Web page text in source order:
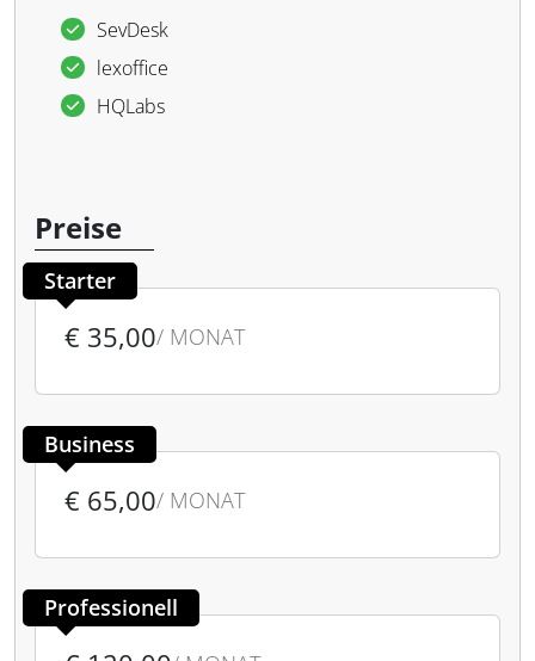
SevDesk
lexoffice
HQLabs
Preise
Starter
€ 35,00/ MONAT
Business
€ 65,00/ MONAT
Professionell